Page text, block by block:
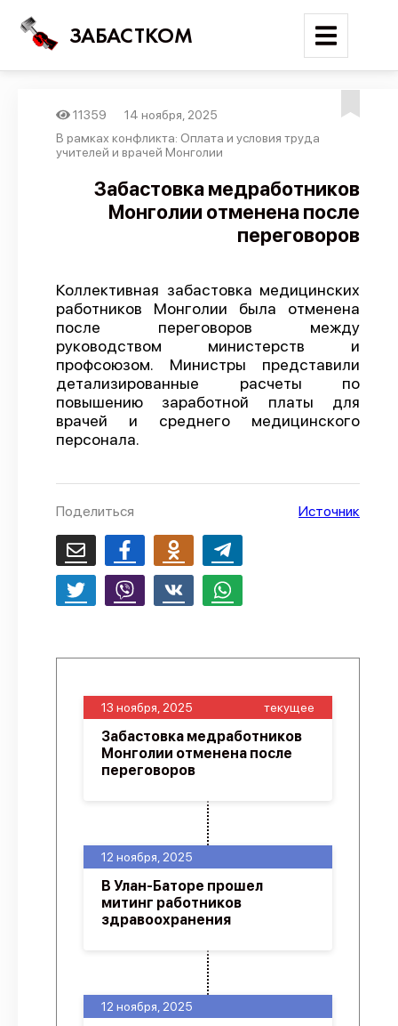
ЗАБАСТКОМ
Войти
Поиск
Новости
Карта событий
Отчеты
Предложить публикацию
Справочник
API
О проекте
11359
14 ноября, 2025
В рамках конфликта: Оплата и условия труда
учителей и врачей Монголии
Забастовка медработников
Монголии отменена после
переговоров
Коллективная забастовка медицинских
работников Монголии была отменена
после переговоров между
руководством министерств и
профсоюзом. Министры представили
детализированные расчеты по
повышению заработной платы для
врачей и среднего медицинского
персонала.
Поделиться Источник
12 ноября, 2025
12 ноября, 2025
В Улан-Баторе прошел
митинг работников
здравоохранения
13 ноября, 2025 текущее
Забастовка медработников
Монголии отменена после
переговоров